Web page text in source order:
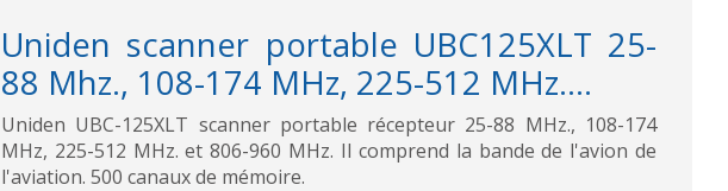
Uniden scanner portable UBC125XLT 25-
88 Mhz., 108-174 MHz, 225-512 MHz....
Uniden UBC-125XLT scanner portable récepteur 25-88 MHz., 108-174
MHz, 225-512 MHz. et 806-960 MHz. Il comprend la bande de l'avion de
l'aviation. 500 canaux de mémoire.